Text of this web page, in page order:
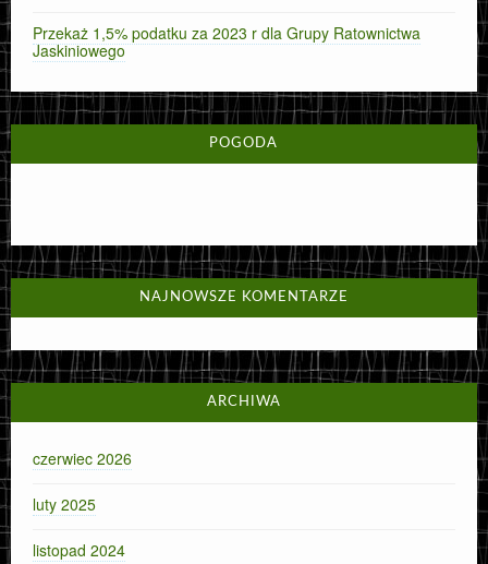
Przekaż 1,5% podatku za 2023 r dla Grupy Ratownictwa
Jaskiniowego
POGODA
NAJNOWSZE KOMENTARZE
ARCHIWA
czerwiec 2026
luty 2025
listopad 2024